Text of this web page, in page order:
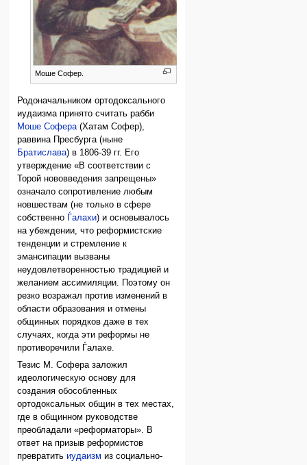
Моше Софер.
Родоначальником ортодоксального
иудаизма принято считать рабби
Моше Софера(Хатам Софер),
раввина Пресбурга (ныне
Братислава) в 1806-39 гг. Его
утверждение «В соответствии с
Торой нововведения запрещены»
означало сопротивление любым
новшествам (не только в сфере
собственно
Ѓалахи) и основывалось
на убеждении, что реформистские
тенденции и стремление к
эмансипации вызваны
неудовлетворенностью традицией и
желанием ассимиляции. Поэтому он
резко возражал против изменений в
области образования и отмены
общинных порядков даже в тех
случаях, когда эти реформы не
противоречили Ѓалахе.
Тезис М. Софера заложил
идеологическую основу для
создания обособленных
ортодоксальных общин в тех местах,
где в общинном руководстве
преобладали «реформаторы». В
ответ на призыв реформистов
превратитьиудаизм из социально-